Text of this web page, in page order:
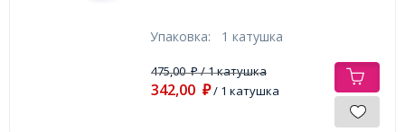
Упаковка: 1 катушка
475,00₽/ 1 катушка
342,00 ₽/ 1 катушка